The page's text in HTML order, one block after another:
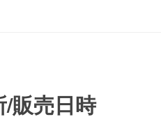
販売日時